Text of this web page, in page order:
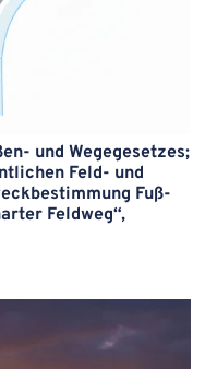
und Wegegesetzes;
Feld- und
Fuß-
Feldweg“,